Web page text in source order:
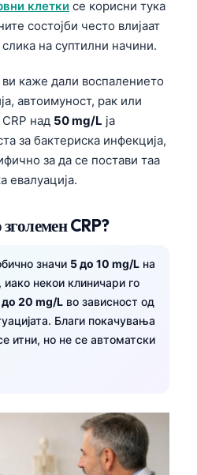
клетки се корисни тука
состојби често влијаат
на суптилни начини.
каже дали воспалението
автоимуност, рак или
над 50 mg/L ја
за бактериска инфекција,
за да се постави таа
евалуација.
CRP?
значи 5 до 10 mg/L на
некои клиничари го
до 20 mg/L во зависност од
Благи покачувања
итни, но не се автоматски